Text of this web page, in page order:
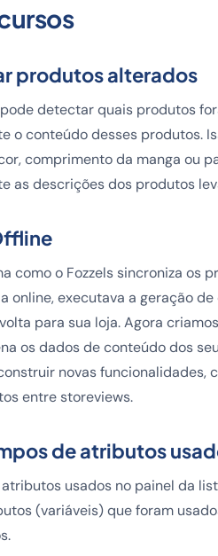
produtos alterados
pode detectar quais produtos
o conteúdo desses produtos.
comprimento da manga ou
as descrições dos produtos
como o Fozzels sincroniza os
online, executava a geração
para sua loja. Agora
os dados de conteúdo dos
novas funcionalidades,
entre storeviews.
de atributos
usados no painel da
(variáveis) que foram